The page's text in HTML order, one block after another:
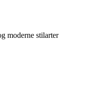
moderne stilarter